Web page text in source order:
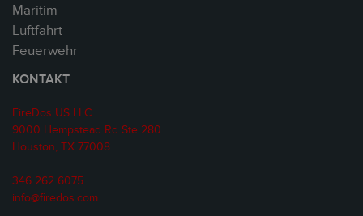
Maritim
Luftfahrt
Feuerwehr
KONTAKT
FireDos US LLC
9000 Hempstead Rd Ste 280
Houston, TX 77008
346 262 6075
info@firedos.com